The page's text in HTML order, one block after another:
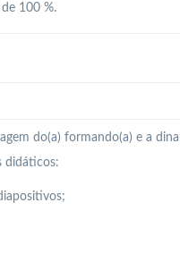
100 %.
do(a) formando(a) e a
didáticos: